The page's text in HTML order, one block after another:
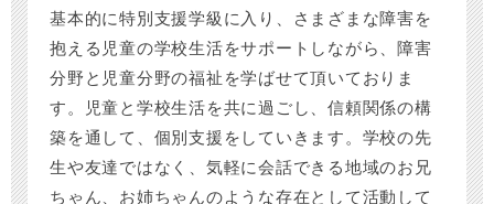
基本的に特別支援学級に入り、さまざまな障害を
抱える児童の学校生活をサポートしながら、障害
分野と児童分野の福祉を学ばせて頂いておりま
す。児童と学校生活を共に過ごし、信頼関係の構
築を通して、個別支援をしていきます。学校の先
生や友達ではなく、気軽に会話できる地域のお兄
ちゃん、お姉ちゃんのような存在として活動して